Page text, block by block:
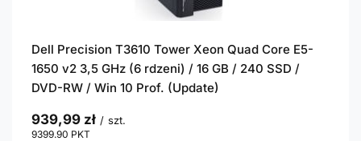
Dell Precision T3610 Tower Xeon Quad Core E5-
1650 v2 3,5 GHz (6 rdzeni) / 16 GB / 240 SSD /
DVD-RW / Win 10 Prof. (Update)
939,99 zł / szt.
9399.90 PKT